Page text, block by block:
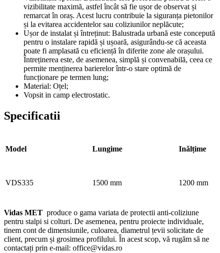
vizibilitate maximă, astfel încât să fie ușor de observat și
remarcat în oraș. Acest lucru contribuie la siguranța pietonilor
și la evitarea accidentelor sau coliziunilor neplăcute;
Ușor de instalat și întreținut: Balustrada urbană este concepută
pentru o instalare rapidă și ușoară, asigurându-se că aceasta
poate fi amplasată cu eficiență în diferite zone ale orașului.
Întreținerea este, de asemenea, simplă și convenabilă, ceea ce
permite menținerea barierelor într-o stare optimă de
funcționare pe termen lung;
Material: Oțel;
Vopsit in camp electrostatic.
Specificatii
Model Lungime Inălțime
VDS335 1500 mm 1200 mm
Vidas MET produce o gama variata de protectii anti-coliziune
pentru stalpi si colturi. De asemenea, pentru proiecte individuale,
tinem cont de dimensiunile, culoarea, diametrul țevii solicitate de
client, precum și grosimea profilului. În acest scop, vă rugăm să ne
contactați prin e-mail: office@vidas.ro